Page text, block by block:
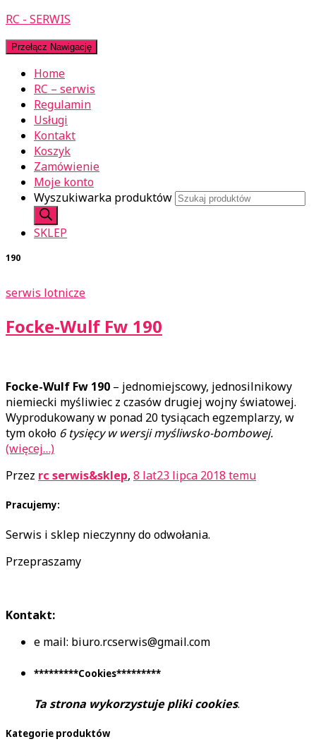
RC - SERWIS
Przełącz Nawigację
Home
RC – serwis
Regulamin
Usługi
Kontakt
Koszyk
Zamówienie
Moje konto
Wyszukiwarka produktów
SKLEP
190
serwis lotnicze
Focke-Wulf Fw 190
Focke-Wulf Fw 190 – jednomiejscowy, jednosilnikowy
niemiecki myśliwiec z czasów drugiej wojny światowej.
Wyprodukowany w ponad 20 tysiącach egzemplarzy, w
tym około 6 tysięcy w wersji myśliwsko-bombowej.
(więcej…)
Przez rc serwis&sklep, 8 lat23 lipca 2018 temu
Pracujemy:
Serwis i sklep nieczynny do odwołania.
Przepraszamy
Kontakt:
e mail: biuro.rcserwis@gmail.com
*********Cookies*********
Ta strona wykorzystuje pliki cookies.
Kategorie produktów